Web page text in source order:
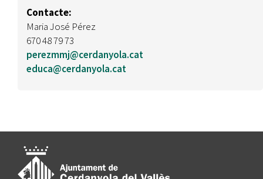
Contacte:
Maria José Pérez
670 48 79 73
perezmmj@cerdanyola.cat
educa@cerdanyola.cat